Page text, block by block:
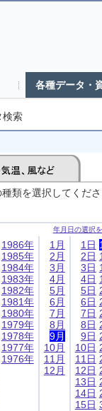
各種データ・
検索
類を選択してくだ
年月日の選択
1986年
1985年
1984年
1983年
1982年
1981年
1980年
1979年
1978年
1977年
1976年
1月
2月
3月
4月
5月
6月
7月
8月
9月
10月
11月
12月
1日
2日
3日
4日
5日
6日
7日
8日
9日
10日
11日
12日
13日
14日
15日